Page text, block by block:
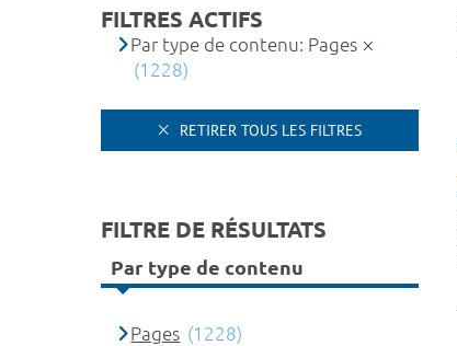
FILTRES ACTIFS
Par type de contenu: Pages
(1228)
RETIRER TOUS LES FILTRES
FILTRE DE RÉSULTATS
Par type de contenu
Pages (1228)